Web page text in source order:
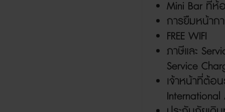
Mini Bar ที่ห้
การยืมหน้าก
FREE WIFI
ภาษีและ
Service
เจ้าหน้าที่ต้อ